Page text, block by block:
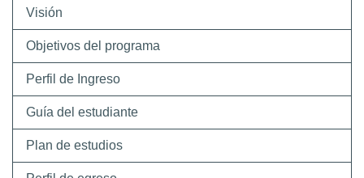
Visión
Objetivos del programa
Perfil de Ingreso
Guía del estudiante
Plan de estudios